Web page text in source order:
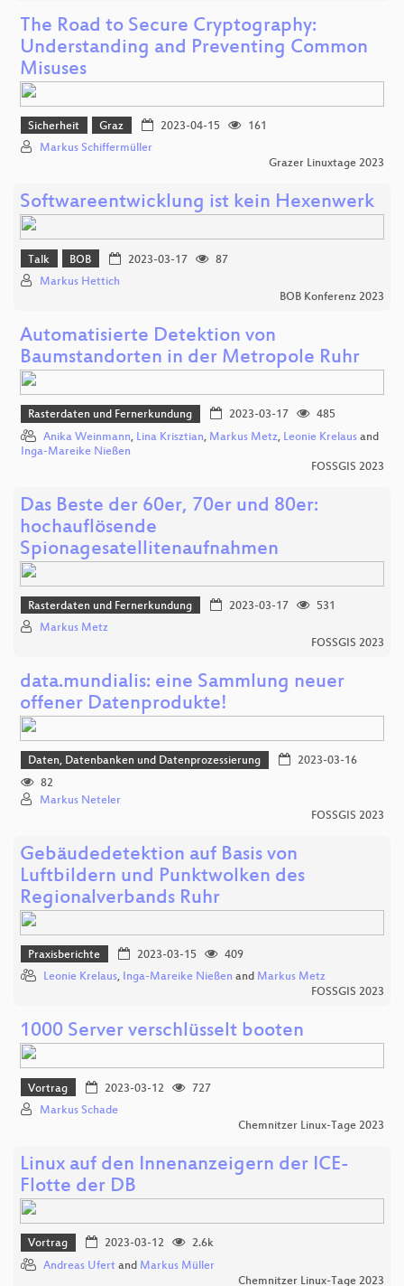
The Road to Secure Cryptography:
Understanding and Preventing Common
Misuses
Sicherheit Graz 2023-04-15
161
Markus Schiffermüller
Grazer Linuxtage 2023
Softwareentwicklung ist kein Hexenwerk
Talk BOB 2023-03-17
87
Markus Hettich
BOB Konferenz 2023
Automatisierte Detektion von
Baumstandorten in der Metropole Ruhr
Rasterdaten und Fernerkundung 2023-03-17
485
Anika Weinmann, Lina Krisztian, Markus Metz, Leonie Krelaus and
Inga-Mareike Nießen
FOSSGIS 2023
Das Beste der 60er, 70er und 80er:
hochauflösende
Spionagesatellitenaufnahmen
Rasterdaten und Fernerkundung 2023-03-17
531
Markus Metz
FOSSGIS 2023
data.mundialis: eine Sammlung neuer
offener Datenprodukte!
Daten, Datenbanken und Datenprozessierung
2023-03-16
82
Markus Neteler
FOSSGIS 2023
Gebäudedetektion auf Basis von
Luftbildern und Punktwolken des
Regionalverbands Ruhr
Praxisberichte 2023-03-15
409
Leonie Krelaus, Inga-Mareike Nießen and Markus Metz
FOSSGIS 2023
1000 Server verschlüsselt booten
Vortrag 2023-03-12
727
Markus Schade
Chemnitzer Linux-Tage 2023
Linux auf den Innenanzeigern der ICE-
Flotte der DB
Vortrag 2023-03-12
2.6k
Andreas Ufert and Markus Müller
Chemnitzer Linux-Tage 2023